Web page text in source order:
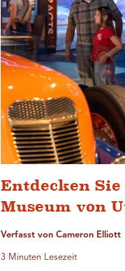
Entdecken Sie
Museum von
Verfasst von Cameron Elliott
3 Minuten Lesezeit